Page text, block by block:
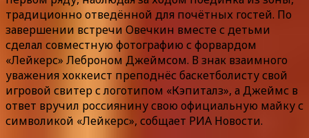
традиционно отведённой для почётных гостей. По
завершении встречи Овечкин вместе с детьми
сделал совместную фотографию с форвардом
«Лейкерс» Леброном Джеймсом. В знак взаимного
уважения хоккеист преподнёс баскетболисту свой
игровой свитер с логотипом «Кэпиталз», а Джеймс в
ответ вручил россиянину свою официальную майку с
символикой «Лейкерс», собщает РИА Новости.